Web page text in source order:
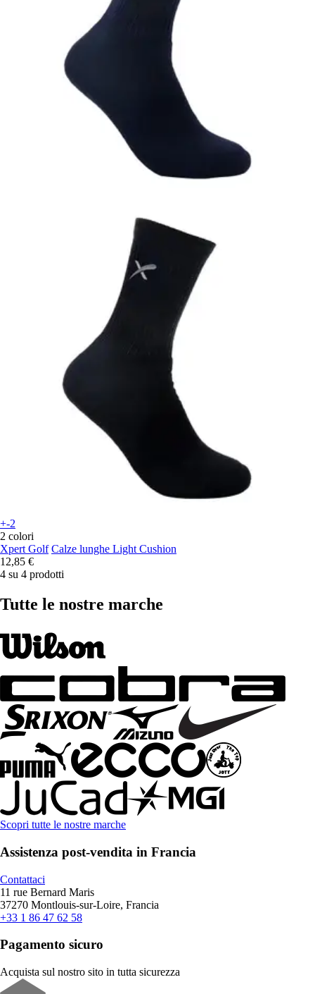
+-2
2 colori
Xpert Golf Calze lunghe Light Cushion
12,85 €
4 su 4 prodotti
Tutte le nostre marche
Scopri tutte le nostre marche
Assistenza post-vendita in Francia
Contattaci
11 rue Bernard Maris
37270 Montlouis-sur-Loire, Francia
+33 1 86 47 62 58
Pagamento sicuro
Acquista sul nostro sito in tutta sicurezza